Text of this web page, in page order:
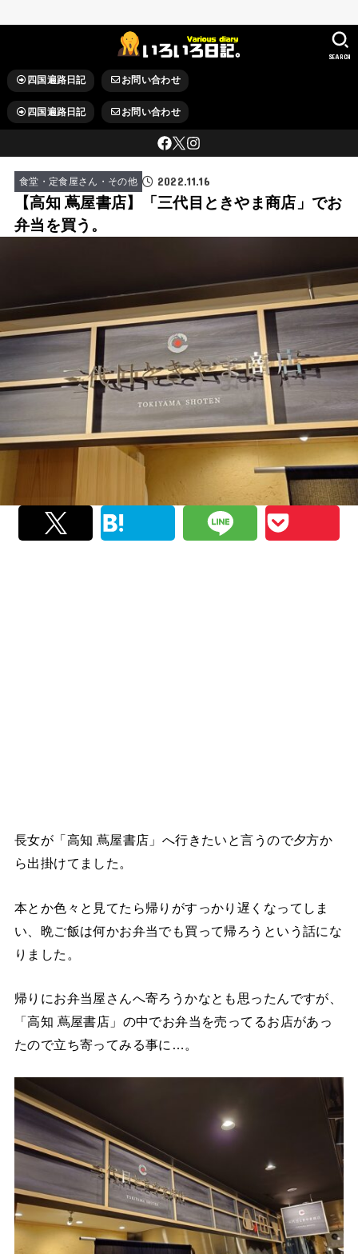
四国遍路日記 お問い合わせ
四国遍路日記 お問い合わせ
SEARCH
食堂・定食屋さん・その他 2022.11.16
【高知 蔦屋書店】「三代目ときやま商店」でお
弁当を買う。
長女が「高知 蔦屋書店」へ行きたいと言うので夕方か
ら出掛けてました。
本とか色々と見てたら帰りがすっかり遅くなってしま
い、晩ご飯は何かお弁当でも買って帰ろうという話にな
りました。
帰りにお弁当屋さんへ寄ろうかなとも思ったんですが、
「高知 蔦屋書店」の中でお弁当を売ってるお店があっ
たので立ち寄ってみる事に…。